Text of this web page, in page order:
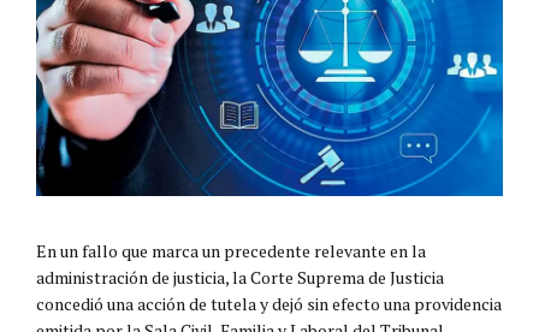
En un fallo que marca un precedente relevante en la
administración de justicia, la Corte Suprema de Justicia
concedió una acción de tutela y dejó sin efecto una providencia